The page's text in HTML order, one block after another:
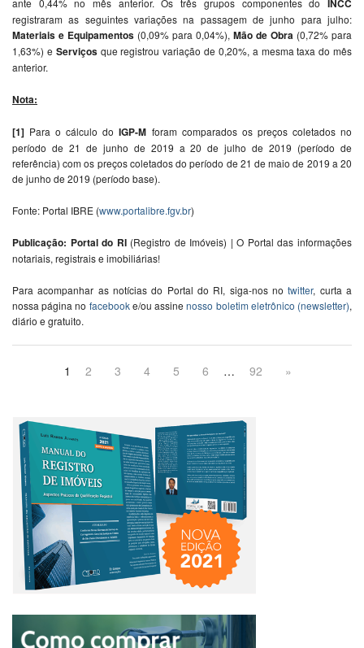
ante 0,44% no mês anterior. Os três grupos componentes do INCC
registraram as seguintes variações na passagem de junho para julho:
Materiais e Equipamentos (0,09% para 0,04%), Mão de Obra (0,72% para
1,63%) e Serviços que registrou variação de 0,20%, a mesma taxa do mês
anterior.
Nota:
[1] Para o cálculo doIGP-M foram comparados os preços coletados no
período de 21 de junho de 2019 a 20 de julho de 2019 (período de
referência) com os preços coletados do período de 21 de maio de 2019 a 20
de junho de 2019 (período base).
Fonte: Portal IBRE (www.portalibre.fgv.br)
Publicação: Portal do RI(Registro de Imóveis) | O Portal das informações
notariais, registrais e imobiliárias!
Para acompanhar as notícias do Portal do RI, siga-nos notwitter, curta a
nossa página no facebooke/ou assinenosso boletim eletrônico (newsletter),
diário e gratuito.
1 2 3 4 5 6 … 92 »